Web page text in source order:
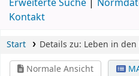
Erweiterte Suche
Kontakt
Start Details zu: Leben in den
Normale Ansicht